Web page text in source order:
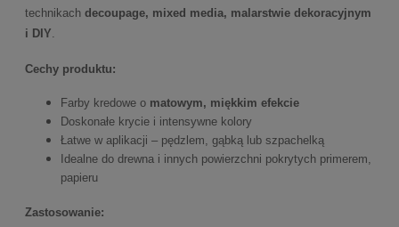
technikach decoupage, mixed media, malarstwie dekoracyjnym
i DIY.
Cechy produktu:
Farby kredowe o matowym, miękkim efekcie
Doskonałe krycie i intensywne kolory
Łatwe w aplikacji – pędzlem, gąbką lub szpachelką
Idealne do drewna i innych powierzchni pokrytych primerem,
papieru
Zastosowanie: